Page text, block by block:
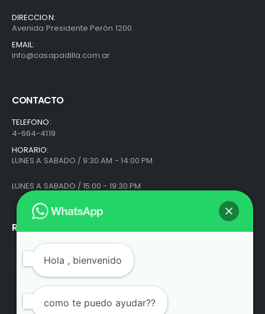
DIRECCION:
Avenida Presidente Perón 1200.
EMAIL:
info@casapadilla.com.ar
CONTACTO
TELEFONO:
4-664-4119
HORARIO:
LUNES A SABADO / 9:30 AM - 14:00 PM
LUNES A SABADO / 15:00 - 19:30 PM
REDES SOCIALES
Hola , bienvenido
como te puedo ayudar??